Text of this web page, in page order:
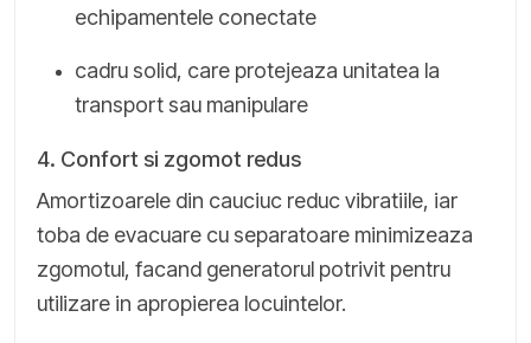
echipamentele conectate
cadru solid, care protejeaza unitatea la
transport sau manipulare
4. Confort si zgomot redus
Amortizoarele din cauciuc reduc vibratiile, iar
toba de evacuare cu separatoare minimizeaza
zgomotul, facand generatorul potrivit pentru
utilizare in apropierea locuintelor.